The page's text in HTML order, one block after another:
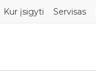
Kur įsigyti Servisas